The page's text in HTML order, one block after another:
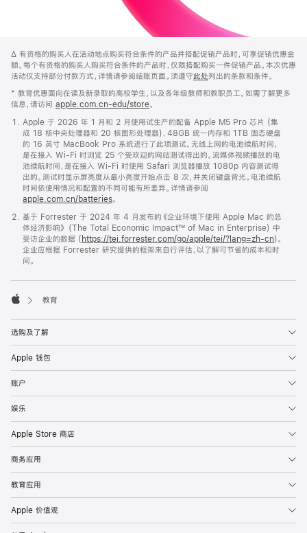
Footer
Δ 有资格的购买人在活动地点购买符合条件的产品并搭配促销产品时，可享促销优惠金
额。每个有资格的购买人购买符合条件的产品时，仅限搭配购买一件促销产品。本次优惠
活动仅支持部分付款方式，详情请参阅结账页面。须遵守此处列出的条款和条件。
* 教育优惠面向在读及新录取的高校学生，以及各年级教师和教职员工。如需了解更多
信息，请访问 apple.com.cn-edu/store。
Apple 于 2026 年 1 月和 2 月使用试生产的配备 Apple M5 Pro 芯片 (集
成 18 核中央处理器和 20 核图形处理器)、48GB 统一内存和 1TB 固态硬盘
的 16 英寸 MacBook Pro 系统进行了此项测试。无线上网的电池续航时间，
是在接入 Wi-Fi 时浏览 25 个受欢迎的网站测试得出的。流媒体视频播放的电
池续航时间，是在接入 Wi-Fi 时使用 Safari 浏览器播放 1080p 内容测试得
出的。测试时显示屏亮度从最小亮度开始点击 8 次，并关闭键盘背光。电池续航
时间依使用情况和配置的不同可能有所差异。详情请参阅
apple.com.cn/batteries。
基于 Forrester 于 2024 年 4 月发布的《企业环境下使用 Apple Mac 的总
体经济影响》 (The Total Economic Impact™ of Mac in Enterprise) 中
受访企业的数据 ( https://tei.forrester.com/go/apple/tei/?lang=zh-cn)。
企业应根据 Forrester 研究提供的框架来自行评估，以了解可节省的成本和时
间。

教育
选购及了解
Apple 钱包
账户
娱乐
Apple Store 商店
商务应用
教育应用
Apple 价值观